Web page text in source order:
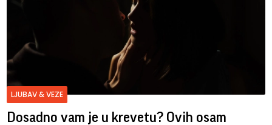
LJUBAV & VEZE
Dosadno vam je u krevetu? Ovih osam